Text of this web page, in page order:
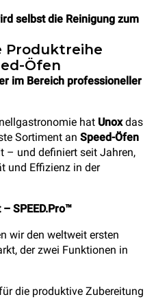
selbst die Reinigung zum
Produktreihe
Öfen
im Bereich professioneller
hat Unoxdas
Sortiment an Speed-Öfen
– und definiert seit Jahren,
und Effizienz in der
SPEED.Pro™
wir den weltweit ersten
der zwei Funktionen in
die produktive Zubereitung